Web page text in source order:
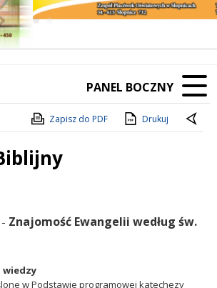
ElementElement
PANEL BOCZNY
Zapisz do PDF Drukuj
- Znajomość Ewangelii według św.
wiedzy
w Podstawie programowej katechezy